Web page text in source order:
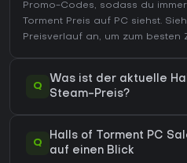
Promo-Codes, sodass du
Torment Preis auf PC siehst.
Preisverlauf an, um zum besten
Q
Was ist der aktuelle
Steam-Preis?
Q
Halls of Torment PC
auf einen Blick